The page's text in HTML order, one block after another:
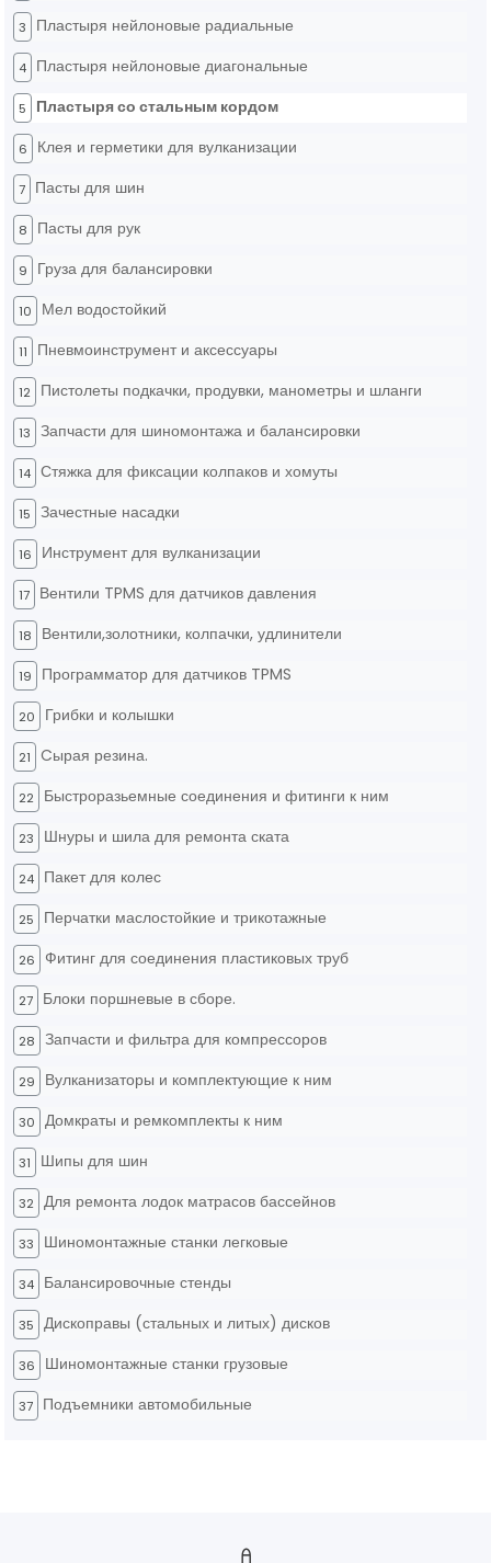
3 Пластыря нейлоновые радиальные
4 Пластыря нейлоновые диагональные
5 Пластыря со стальным кордом
6 Клея и герметики для вулканизации
7 Пасты для шин
8 Пасты для рук
9 Груза для балансировки
10 Мел водостойкий
11 Пневмоинструмент и аксессуары
12 Пистолеты подкачки, продувки, манометры и шланги
13 Запчасти для шиномонтажа и балансировки
14 Стяжка для фиксации колпаков и хомуты
15 Зачестные насадки
16 Инструмент для вулканизации
17 Вентили TPMS для датчиков давления
18 Вентили,золотники, колпачки, удлинители
19 Программатор для датчиков TPMS
20 Грибки и колышки
21 Cырая резина.
22 Быстроразьемные соединения и фитинги к ним
23 Шнуры и шила для ремонта ската
24 Пакет для колес
25 Перчатки маслостойкие и трикотажные
26 Фитинг для соединения пластиковых труб
27 Блоки поршневые в сборе.
28 Запчасти и фильтра для компрессоров
29 Вулканизаторы и комплектующие к ним
30 Домкраты и ремкомплекты к ним
31 Шипы для шин
32 Для ремонта лодок матрасов бассейнов
33 Шиномонтажные станки легковые
34 Балансировочные стенды
35 Дископравы (стальных и литых) дисков
36 Шиномонтажные станки грузовые
37 Подъемники автомобильные